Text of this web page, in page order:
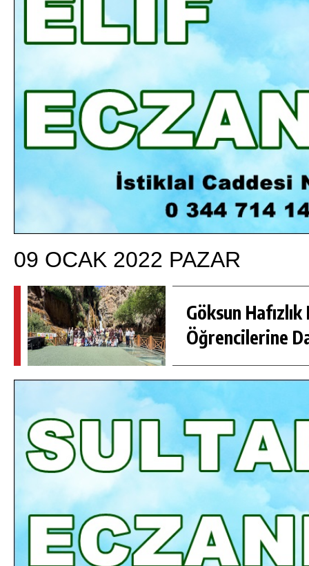
09 OCAK 2022 PAZAR
Göksun Hafızlık
Öğrencilerine
GÜNLÜK HABER AKIŞI
GÖKSUN HAFIZLIK KIZ KUR’AN KURSU
ÖĞRENCILERINE DARENDE GEZISI.